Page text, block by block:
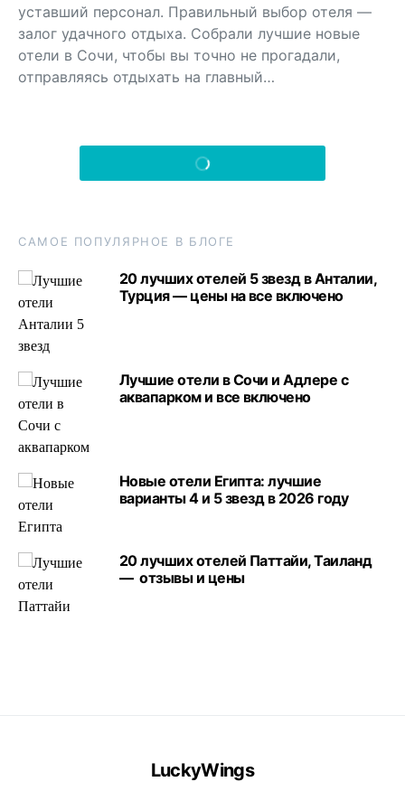
уставший персонал. Правильный выбор отеля —
залог удачного отдыха. Собрали лучшие новые
отели в Сочи, чтобы вы точно не прогадали,
отправляясь отдыхать на главный…
Show More
САМОЕ ПОПУЛЯРНОЕ В БЛОГЕ
20 лучших отелей 5 звезд в Анталии,
Турция — цены на все включено
Лучшие отели в Сочи и Адлере с
аквапарком и все включено
Новые отели Египта: лучшие
варианты 4 и 5 звезд в 2026 году
20 лучших отелей Паттайи, Таиланд
— отзывы и цены
LuckyWings